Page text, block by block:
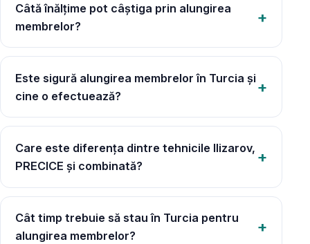
Câtă înălțime pot câștiga prin alungirea
membrelor?
Este sigură alungirea membrelor în Turcia și
cine o efectuează?
Care este diferența dintre tehnicile Ilizarov,
PRECICE și combinată?
Cât timp trebuie să stau în Turcia pentru
alungirea membrelor?